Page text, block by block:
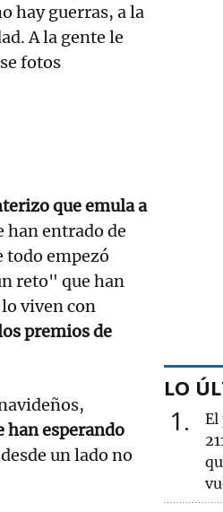
hay guerras, a la
A la gente le
fotos
que emula a
han entrado de
todo empezó
reto" que han
viven con
premios de
han esperando
un lado no
LO
1
El